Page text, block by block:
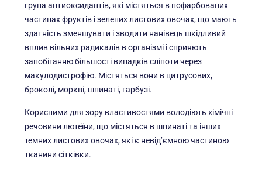
група антиоксидантів, які містяться в пофарбованих
частинах фруктів і зелених листових овочах, що мають
здатність зменшувати і зводити нанівець шкідливий
вплив вільних радикалів в організмі і сприяють
запобіганню більшості випадків сліпоти через
макулодистрофію. Містяться вони в цитрусових,
броколі, моркві, шпинаті, гарбузі.
Корисними для зору властивостями володіють хімічні
речовини лютеїни, що містяться в шпинаті та інших
темних листових овочах, які є невід’ємною частиною
тканини сітківки.